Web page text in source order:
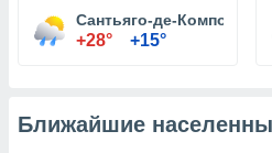
Сантьяго-де-Компостела
+28° +15°
Ближайшие